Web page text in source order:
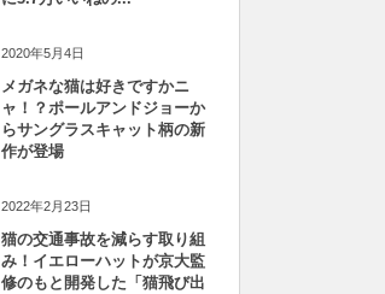
2020年5月4日
メガネな猫は好きですかニ
ャ！？ポールアンドジョーか
らサングラスキャット柄の新
作が登場
2022年2月23日
猫の交通事故を減らす取り組
み！イエローハットが京大監
修のもと開発した「猫飛び出